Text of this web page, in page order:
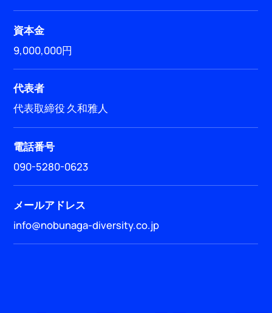
資本金
9,000,000円
代表者
代表取締役 久和雅人
電話番号
090-5280-0623
メールアドレス
info@nobunaga-diversity.co.jp